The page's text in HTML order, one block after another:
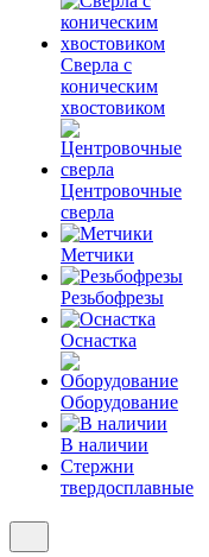
Сверла с
коническим
хвостовиком
Центровочные
сверла
Метчики
Резьбофрезы
Оснастка
Оборудование
В наличии
Стержни
твердосплавные